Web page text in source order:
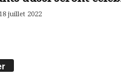
18 juillet 2022